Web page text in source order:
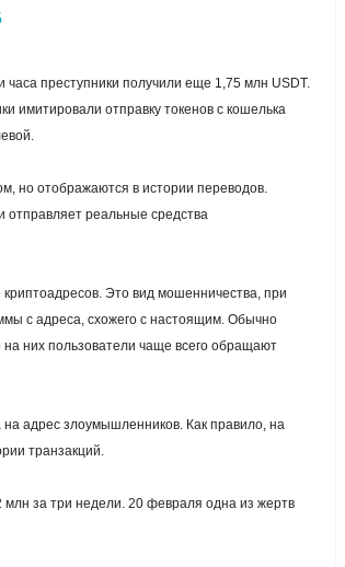
преступники получили еще 1,75 млн USDT.
имитировали отправку токенов с кошелька
но отображаются в истории переводов.
реальные средства
Это вид мошенничества, при
с адреса, схожего с настоящим. Обычно
них пользователи чаще всего обращают
адрес злоумышленников. Как правило, на
транзакций.
за три недели. 20 февраля одна из жертв